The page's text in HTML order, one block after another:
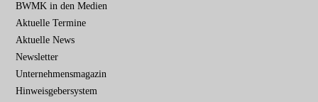
BWMK in den Medien
Aktuelle Termine
Aktuelle News
Newsletter
Unternehmensmagazin
Hinweisgebersystem